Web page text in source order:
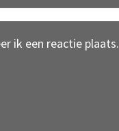
ik een reactie plaats.